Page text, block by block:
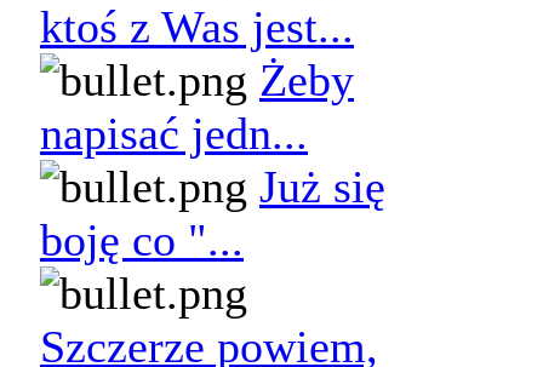
ktoś z Was jest...
Żeby
napisać jedn...
Już się
boję co "...
Szczerze powiem,